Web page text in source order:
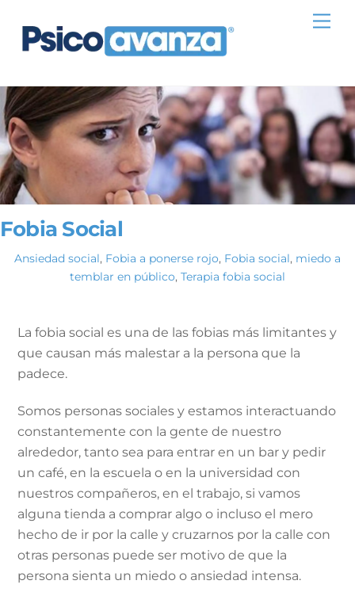
content
Fobia Social
Ansiedad social, Fobia a ponerse rojo, Fobia social, miedo a
temblar en público, Terapia fobia social
La fobia social es una de las fobias más limitantes y
que causan más malestar a la persona que la
padece.
Somos personas sociales y estamos interactuando
constantemente con la gente de nuestro
alrededor, tanto sea para entrar en un bar y pedir
un café, en la escuela o en la universidad con
nuestros compañeros, en el trabajo, si vamos
alguna tienda a comprar algo o incluso el mero
hecho de ir por la calle y cruzarnos por la calle con
otras personas puede ser motivo de que la
persona sienta un miedo o ansiedad intensa.